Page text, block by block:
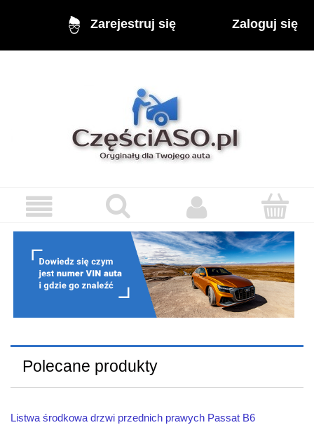
Zarejestruj się Zaloguj się
Polecane produkty
Listwa środkowa drzwi przednich prawych Passat B6